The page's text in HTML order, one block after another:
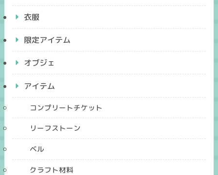
衣服
限定アイテム
オブジェ
アイテム
コンプリートチケット
リーフストーン
ベル
クラフト材料